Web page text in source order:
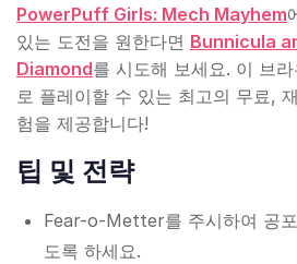
PowerPuff Girls: Mech Mayhem
있는 도전을 원한다면 Bunnicula
Diamond를 시도해 보세요. 이 브
로 플레이할 수 있는 최고의 무료,
험을 제공합니다!
팁 및 전략
Fear-o-Metter를 주시하여 공
도록 하세요.